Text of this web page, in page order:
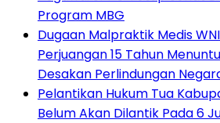
Program MBG
‎Dugaan Malpraktik Medis
Perjuangan 15 Tahun
Desakan Perlindungan
Pelantikan Hukum Tua
Belum Akan Dilantik Pada 6